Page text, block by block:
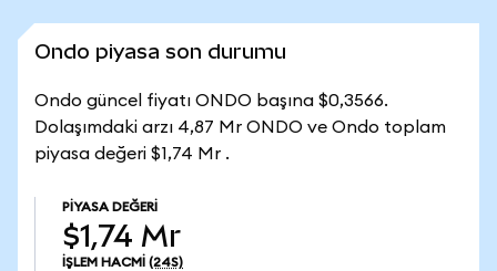
Ondo piyasa son durumu
Ondo güncel fiyatı ONDO başına $0,3566.
Dolaşımdaki arzı 4,87 Mr ONDO ve Ondo toplam
piyasa değeri $1,74 Mr .
PIYASA DEĞERI
$1,74 Mr
İŞLEM HACMI (24S)